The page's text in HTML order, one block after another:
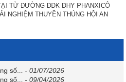
TỪ ĐƯỜNG ĐĐK ĐHY PHANXICÔ
NGHIỆM THUYỀN THÚNG HỘI AN
số... - 01/07/2026
số...
- 09/04/2026